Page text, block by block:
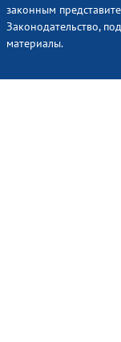
законным
Законодательство,
материалы.